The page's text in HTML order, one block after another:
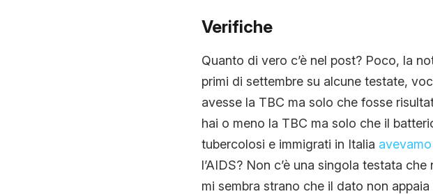
Verifiche
Quanto di vero c’è nel post? Poco, la
primi di settembre su alcune testate,
avesse la TBC ma solo che fosse
hai o meno la TBC ma solo che il
tubercolosi e immigrati in Italia
l’AIDS? Non c’è una singola testata
mi sembra strano che il dato non